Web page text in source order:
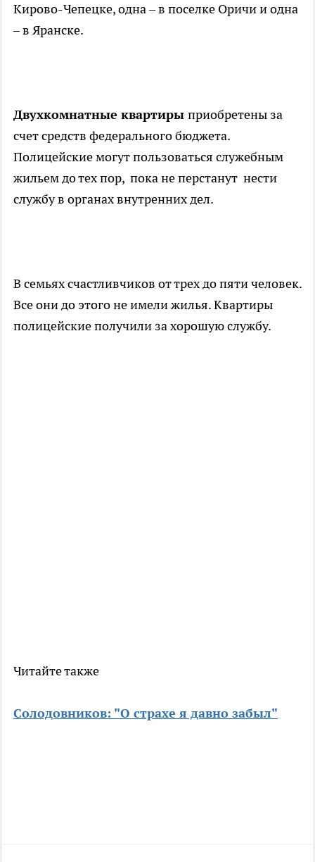
Кирово-Чепецке, одна – в поселке Оричи и одна
– в Яранске.
Двухкомнатные квартиры приобретены за
счет средств федерального бюджета.
Полицейские могут пользоваться служебным
жильем до тех пор, пока не перстанут нести
службу в органах внутренних дел.
В семьях счастливчиков от трех до пяти человек.
Все они до этого не имели жилья. Квартиры
полицейские получили за хорошую службу.
Читайте также
Солодовников: "О страхе я давно забыл"